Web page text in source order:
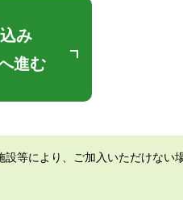
み
進む
等により、ご加入いただけない